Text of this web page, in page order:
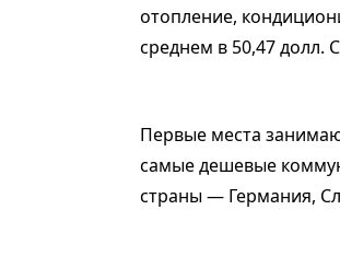
отопление,
среднем в 50,47 долл.
Первые места
самые дешевые
страны — Германия,